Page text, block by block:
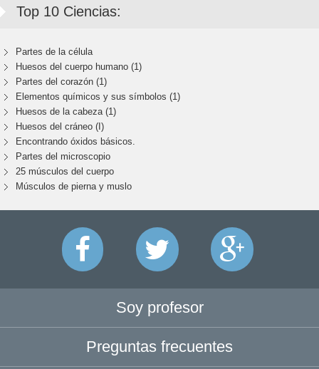
Top 10 Ciencias:
Partes de la célula
Huesos del cuerpo humano (1)
Partes del corazón (1)
Elementos químicos y sus símbolos (1)
Huesos de la cabeza (1)
Huesos del cráneo (I)
Encontrando óxidos básicos.
Partes del microscopio
25 músculos del cuerpo
Músculos de pierna y muslo
Soy profesor
Preguntas frecuentes